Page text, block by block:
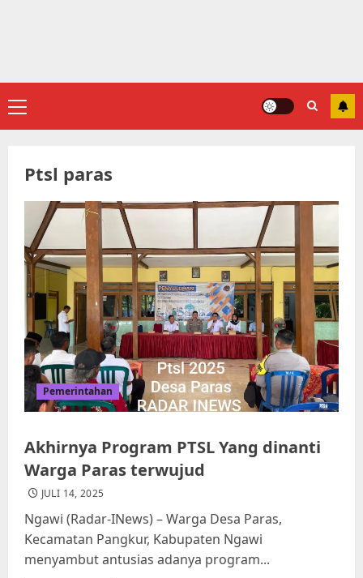
Primary
Menu
Ptsl paras
Pemerintahan
Akhirnya Program PTSL Yang dinanti
Warga Paras terwujud
JULI 14, 2025
Ngawi (Radar-INews) – Warga Desa Paras,
Kecamatan Pangkur, Kabupaten Ngawi
menyambut antusias adanya program...